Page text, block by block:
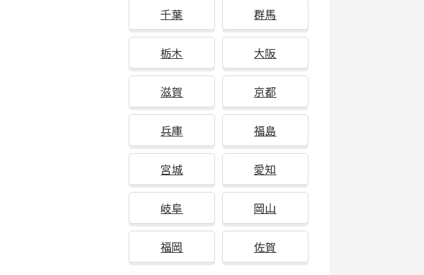
千葉 群馬
栃木 大阪
滋賀 京都
兵庫 福島
宮城 愛知
岐阜 岡山
福岡 佐賀